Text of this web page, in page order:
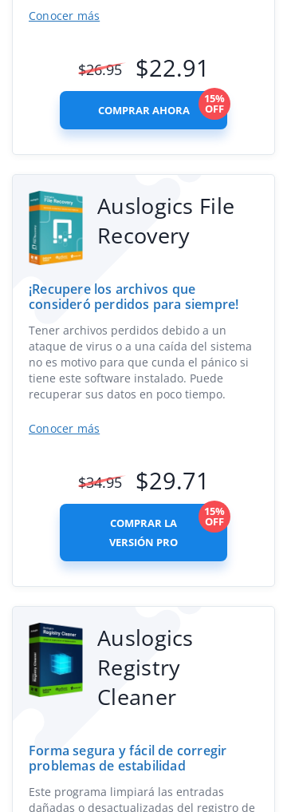
Conocer más
$26.95 $22.91
COMPRAR AHORA
15%
OFF
Auslogics File
Recovery
¡Recupere los archivos que
consideró perdidos para siempre!
Tener archivos perdidos debido a un
ataque de virus o a una caída del sistema
no es motivo para que cunda el pánico si
tiene este software instalado. Puede
recuperar sus datos en poco tiempo.
Conocer más
$34.95 $29.71
COMPRAR LA
VERSIÓN PRO
15%
OFF
Auslogics
Registry
Cleaner
Forma segura y fácil de corregir
problemas de estabilidad
Este programa limpiará las entradas
dañadas o desactualizadas del registro de